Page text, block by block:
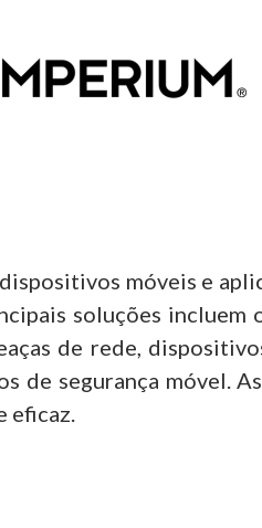
móveis e
soluções
de rede,
de segurança móvel.
eficaz.